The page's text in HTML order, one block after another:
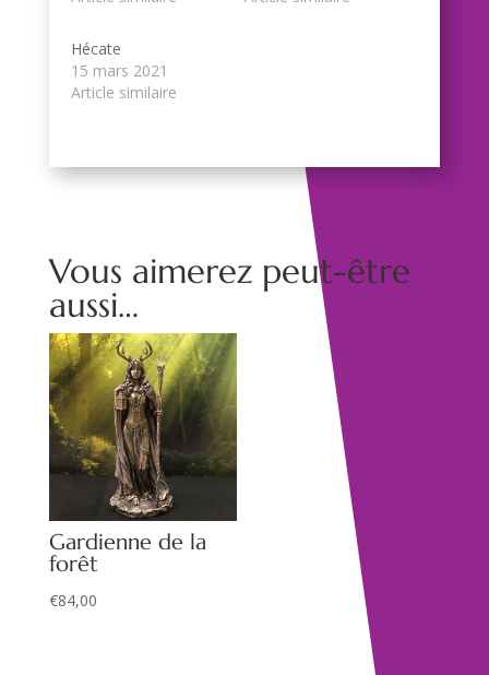
Hécate
15 mars 2021
Article similaire
Vous aimerez peut-être
aussi…
Gardienne de la
forêt
€84,00